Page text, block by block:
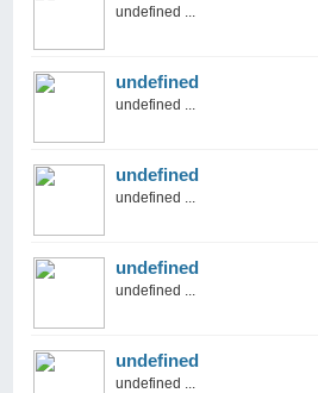
undefined ...
undefined
undefined ...
undefined
undefined ...
undefined
undefined ...
undefined
undefined ...